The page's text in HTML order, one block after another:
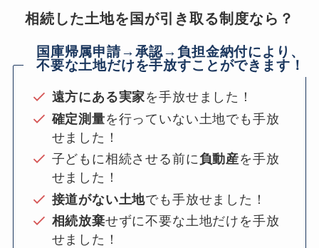
相続した土地を国が引き取る制度なら？
国庫帰属申請→承認→負担金納付により、
不要な土地だけを手放すことができます！
遠方にある実家を手放せました！
確定測量を行っていない土地でも手放
せました！
子どもに相続させる前に負動産を手放
せました！
接道がない土地でも手放せました！
相続放棄せずに不要な土地だけを手放
せました！